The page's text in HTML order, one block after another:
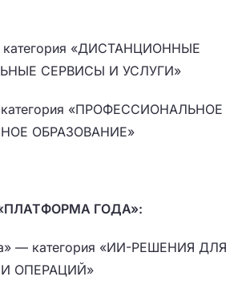
«ДИСТАНЦИОННЫЕ
СЕРВИСЫ И УСЛУГИ»
категория «ПРОФЕССИОНАЛЬНОЕ
ОБРАЗОВАНИЕ»
ГОДА»:
— категория «ИИ-РЕШЕНИЯ ДЛЯ
ОПЕРАЦИЙ»